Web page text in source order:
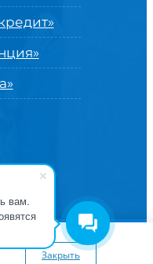
вам.
Центре цифровых
Закрыть